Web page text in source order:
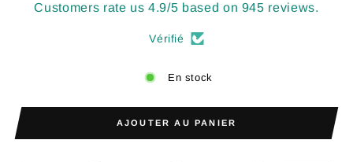
Customers rate us 4.9/5 based on 945 reviews.
Vérifié
En stock
AJOUTER AU PANIER